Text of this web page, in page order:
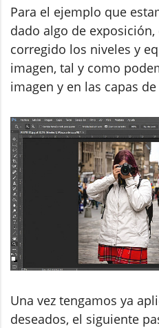
Para el ejemplo que
dado algo de
corregido los niveles y
imagen, tal y como
imagen y en las capas
Una vez tengamos ya
deseados, el siguiente